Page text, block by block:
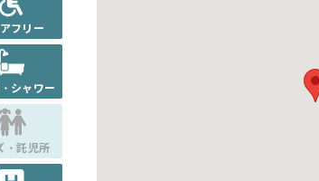
フリー
シャワー
・託児所